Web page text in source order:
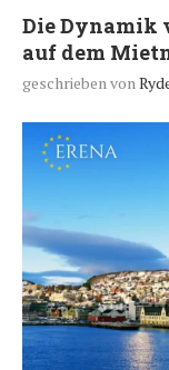
Die Dynamik
auf dem
geschrieben von